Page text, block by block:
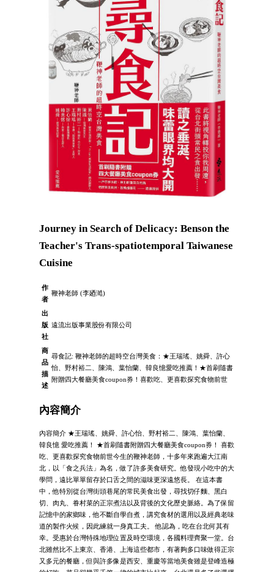
Journey in Search of Delicacy: Benson the
Teacher's Trans-spatiotemporal Taiwanese
Cuisine
作
者
鞭神老師 (李廼澔)
出
版
社
遠流出版事業股份有限公司
商
品
描
述
尋食記: 鞭神老師的超時空台灣美食：★王瑞瑤、姚舜、許心
怡、野村裕二、陳鴻、葉怡蘭、韓良憶愛吃推薦！★首刷隨書
附贈四大餐廳美食coupon券！喜歡吃、更喜歡探究食物前世
內容簡介
內容簡介 ★王瑞瑤、姚舜、許心怡、野村裕二、陳鴻、葉怡蘭、
韓良憶 愛吃推薦！ ★首刷隨書附贈四大餐廳美食coupon券！ 喜歡
吃、更喜歡探究食物前世今生的鞭神老師，十多年來跑遍大江南
北，以「食之兵法」為名，做了許多美食研究。他發現小吃中的大
學問，遠比單單留存於口舌之間的滋味更深遠悠長。 在這本書
中，他特別從台灣街頭巷尾的常民美食出發，尋找切仔麵、黑白
切、肉丸、眷村菜的正宗煮法以及背後的文化歷史脈絡。為了保留
記憶中的家鄉味，他不斷自學自煮，講究食材的選用以及經典老味
道的製作火候，因此練就一身真工夫。 他認為，吃在台北何其有
幸。受惠於台灣特殊地理位置及時空環境，各國料理齊聚一堂。台
北雖然比不上東京、香港、上海這些都市，有著夠多口味做得正宗
又多元的餐廳，但與許多像是西安、重慶等當地美食雖是登峰造極